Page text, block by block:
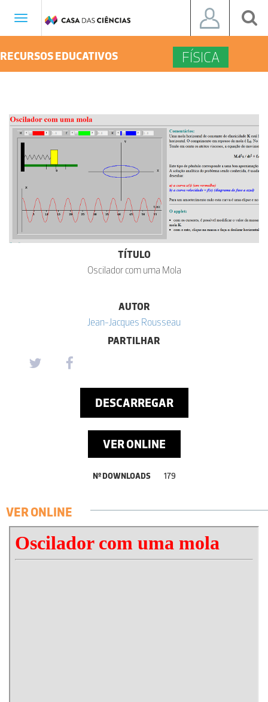
Toggle
RECURSOS EDUCATIVOS FÍSICA
TÍTULO
Oscilador com uma Mola
AUTOR
Jean-Jacques Rousseau
PARTILHAR
DESCARREGAR
VER ONLINE
Nº DOWNLOADS 179
VER ONLINE